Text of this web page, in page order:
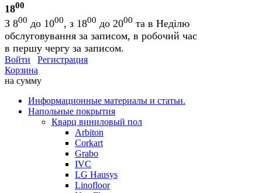
1800
З 800 до 1000, з 1800 до 2000 та в Неділю
обслуговування за записом, в робочий час
в першу чергу за записом.
Войти
Регистрация
Корзина
на сумму
Информационные материалы и статьи.
Напольные покрытия
Кварц виниловый пол
Arbiton
Corkart
Grabo
IVC
LG Hausys
Linofloor